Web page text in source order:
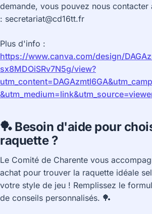
demande, vous pouvez nous contacter
: secretariat@cd16tt.fr
Plus d'info :
https://www.canva.com/design/
sx8MDOiSRv7N5g/view?
🏓 Besoin d'aide pour
raquette ?
Le Comité de Charente vous
achat pour trouver la raquette idéale
votre style de jeu ! Remplissez le
de conseils personnalisés. 🏓